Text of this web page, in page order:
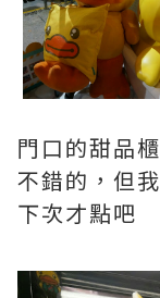
門口的甜品
不錯的，但
下次才點吧